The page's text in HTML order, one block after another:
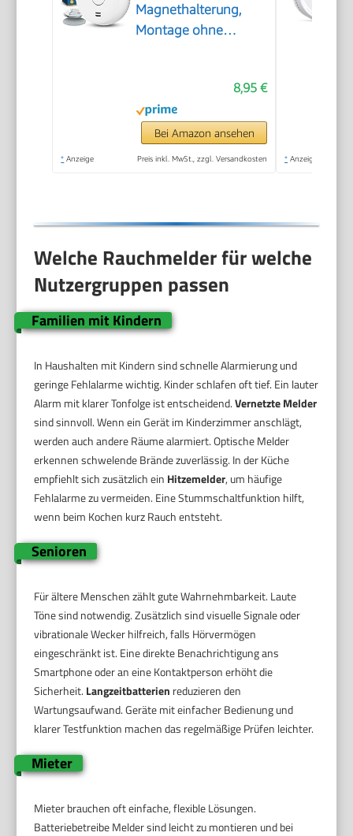
Magnethalterung,
Montage ohne
3M Klebepads für
sicheren Halt, mit
LED-
Funktionsanzeige,
8,95 €
Bei Amazon ansehen
* Anzeige Preis inkl. MwSt., zzgl. Versandkosten * Anzeige
Welche Rauchmelder für welche
Nutzergruppen passen
Familien mit Kindern
In Haushalten mit Kindern sind schnelle Alarmierung und
geringe Fehlalarme wichtig. Kinder schlafen oft tief. Ein lauter
Alarm mit klarer Tonfolge ist entscheidend.Vernetzte Melder
sind sinnvoll. Wenn ein Gerät im Kinderzimmer anschlägt,
werden auch andere Räume alarmiert. Optische Melder
erkennen schwelende Brände zuverlässig. In der Küche
empfiehlt sich zusätzlich ein Hitzemelder, um häufige
Fehlalarme zu vermeiden. Eine Stummschaltfunktion hilft,
wenn beim Kochen kurz Rauch entsteht.
Senioren
Für ältere Menschen zählt gute Wahrnehmbarkeit. Laute
Töne sind notwendig. Zusätzlich sind visuelle Signale oder
vibrationale Wecker hilfreich, falls Hörvermögen
eingeschränkt ist. Eine direkte Benachrichtigung ans
Smartphone oder an eine Kontaktperson erhöht die
Sicherheit. Langzeitbatterien reduzieren den
Wartungsaufwand. Geräte mit einfacher Bedienung und
klarer Testfunktion machen das regelmäßige Prüfen leichter.
Mieter
Mieter brauchen oft einfache, flexible Lösungen.
Batteriebetreibe Melder sind leicht zu montieren und bei